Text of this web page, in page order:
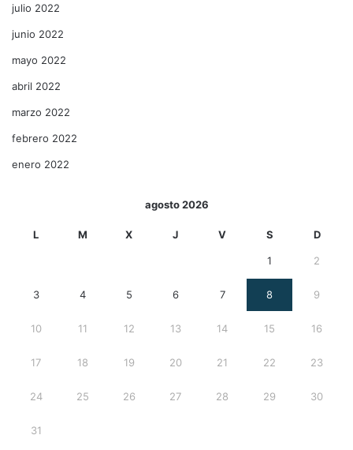
julio 2022
junio 2022
mayo 2022
abril 2022
marzo 2022
febrero 2022
enero 2022
agosto 2026
L M X J V S D
1 2
3 4 5 6 7 8 9
10 11 12 13 14 15 16
17 18 19 20 21 22 23
24 25 26 27 28 29 30
31